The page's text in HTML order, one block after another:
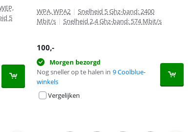
5
WPA, WPA2 | Snelheid 5 Ghz-band: 2400
Mbit/s | Snelheid 2,4 Ghz-band: 574 Mbit/s
100,-
Morgen bezorgd
Nog sneller op te halen in 9 Coolblue-
winkels
Vergelijken